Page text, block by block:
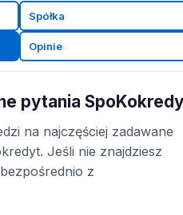
Spółka
Opinie
pytania
na najczęściej zadawane
Jeśli nie znajdziesz
z